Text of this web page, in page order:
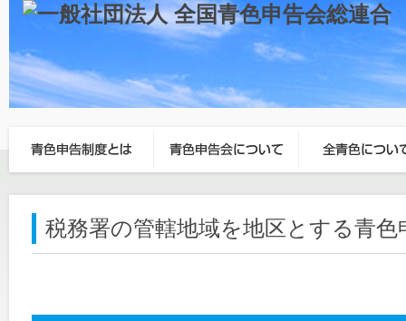
税務署の管轄地域を地区とする青色